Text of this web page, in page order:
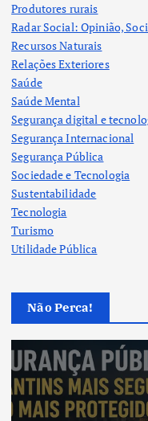
Produtores rurais
Radar Social: Opinião,
Recursos Naturais
Relações Exteriores
Saúde
Saúde Mental
Segurança digital e
Segurança Internacional
Segurança Pública
Sociedade e Tecnologia
Sustentabilidade
Tecnologia
Turismo
Utilidade Pública
Não Perca!